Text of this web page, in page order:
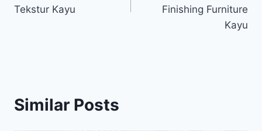
Tekstur Kayu
Finishing Furniture
Kayu
Similar Posts